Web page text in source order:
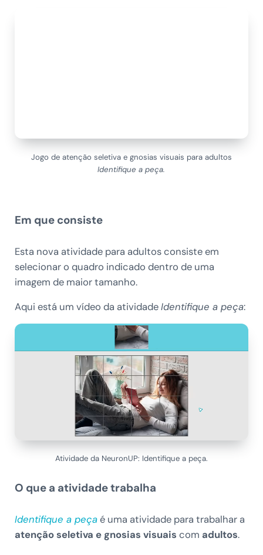
Jogo de atenção seletiva e gnosias visuais para adultos
Identifique a peça.
Em que consiste
Esta nova atividade para adultos consiste em
selecionar o quadro indicado dentro de uma
imagem de maior tamanho.
Aqui está um vídeo da atividadeIdentifique a peça:
Atividade da NeuronUP: Identifique a peça.
O que a atividade trabalha
Identifique a peçaé uma atividade para trabalhar a
atenção seletiva e gnosias visuais com adultos.